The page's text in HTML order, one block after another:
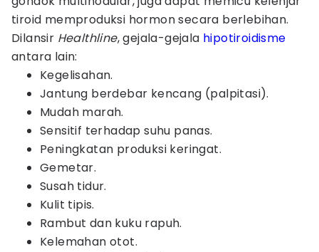
tiroid memproduksi hormon secara berlebihan.
Dilansir Healthline, gejala-gejala hipotiroidisme
antara lain:
Kegelisahan.
Jantung berdebar kencang (palpitasi).
Mudah marah.
Sensitif terhadap suhu panas.
Peningkatan produksi keringat.
Gemetar.
Susah tidur.
Kulit tipis.
Rambut dan kuku rapuh.
Kelemahan otot.